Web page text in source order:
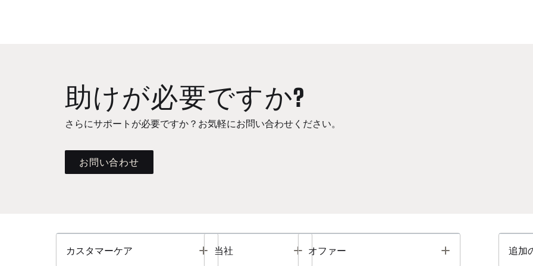
助けが必要ですか?
さらにサポートが必要ですか？お気軽にお問い合わせください。
お問い合わせ
カスタマーケア Toggle
当社 Toggle
オファー Toggle 追加